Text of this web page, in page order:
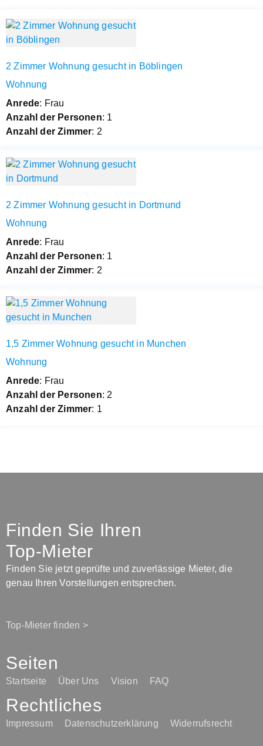
2 Zimmer Wohnung gesucht in Böblingen
Wohnung
Anrede: Frau
Anzahl der Personen: 1
Anzahl der Zimmer: 2
2 Zimmer Wohnung gesucht in Dortmund
Wohnung
Anrede: Frau
Anzahl der Personen: 1
Anzahl der Zimmer: 2
1,5 Zimmer Wohnung gesucht in Munchen
Wohnung
Anrede: Frau
Anzahl der Personen: 2
Anzahl der Zimmer: 1
Finden Sie Ihren
Top-Mieter
Finden Sie jetzt geprüfte und zuverlässige Mieter, die
genau Ihren Vorstellungen entsprechen.
Top-Mieter finden >
Seiten
Startseite Über Uns Vision FAQ
Rechtliches
Impressum Datenschutzerklärung Widerrufsrecht